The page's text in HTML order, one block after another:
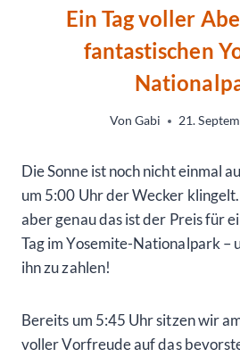
Ein Tag voller
fantastischen
Von Gabi 21.
Die Sonne ist noch nicht einmal
um 5:00 Uhr der Wecker
aber genau das ist der Preis für
Tag im Yosemite-Nationalpark –
ihn zu zahlen!
Bereits um 5:45 Uhr sitzen wir
voller Vorfreude auf das